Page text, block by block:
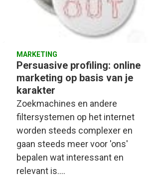
MARKETING
Persuasive profiling: online
marketing op basis van je
karakter
Zoekmachines en andere
filtersystemen op het internet
worden steeds complexer en
gaan steeds meer voor 'ons'
bepalen wat interessant en
relevant is.…